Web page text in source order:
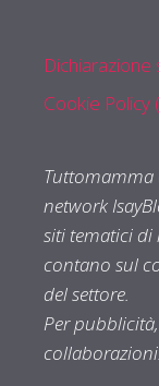
Dichiarazione
Cookie Policy
Tuttomamma
network
siti tematici
contano sul
del settore.
Per